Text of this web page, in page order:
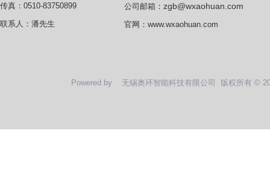
传真：0510-83750899
联系人：潘先生
公司邮箱： zgb@wxaohuan.com
官网： www.wxaohuan.com
Powered by 无锡奥环智能科技有限公司 版权所有 ©